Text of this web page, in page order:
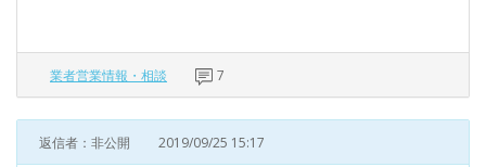
業者営業情報・相談 7
返信者：非公開 2019/09/25 15:17